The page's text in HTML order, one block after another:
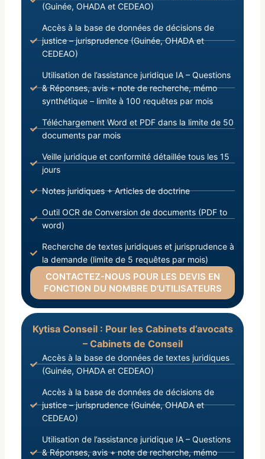
(Guinée, OHADA et CEDEAO)
Accès à la base de données de décisions de
justice – jurisprudence (Guinée, OHADA et
CEDEAO)
Utilisation de l’assistance juridique IA – Questions
& Réponses, avis + note de recherche, mémo
synthétique – limite à 100 requêtes par mois
Téléchargement Word et PDF dans la limite de 50
documents par mois
Veille juridique et conformité détaillée tous les 15
jours
Notes juridiques + Articles de doctrine
Outil OCR de Conversion de documents (PDF to
word)
Recherche de textes juridiques et jurisprudence à
la demande (limite de 5 requêtes par mois)
CONTACTEZ-NOUS POUR LES DEVIS EN
FONCTION DU NOMBRE D’UTILISATEURS
Kytisa Conseil : Pour les Cabinets d’avocats
– Cabinets de Conseil
Accès à la base de données de textes juridiques
(Guinée, OHADA et CEDEAO)
Accès à la base de données de décisions de
justice – jurisprudence (Guinée, OHADA et
CEDEAO)
Utilisation de l’assistance juridique IA – Questions
& Réponses, avis + note de recherche, mémo